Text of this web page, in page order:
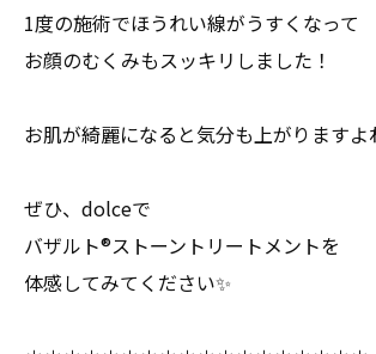
1度の施術でほうれい線がうすくなって
お顔のむくみもスッキリしました！
お肌が綺麗になると気分も上がります
ぜひ、dolceで
バザルト®︎ストーントリートメントを
体感してみてください✨